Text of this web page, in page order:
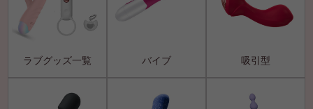
ラブグッズ一覧 バイブ 吸引型